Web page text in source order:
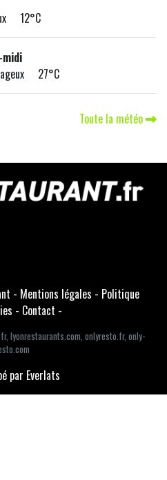
12°C
27°C
Toute la météo
- Mentions légales - Politique
- Contact -
, lyonrestaurants.com, onlyresto.fr, only-
par Everlats